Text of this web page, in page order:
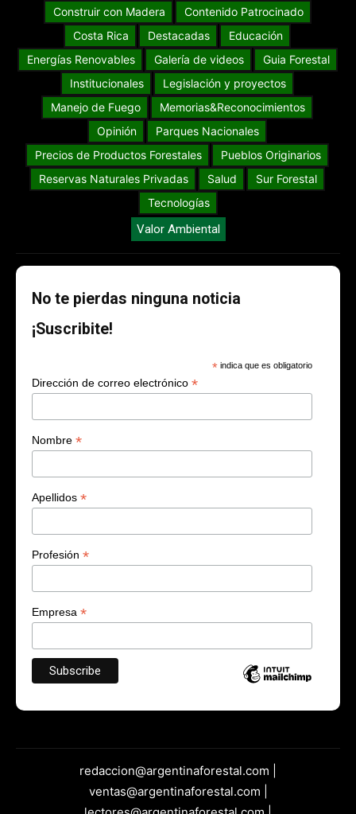
Construir con Madera
Contenido Patrocinado
Costa Rica
Destacadas
Educación
Energías Renovables
Galería de videos
Guia Forestal
Institucionales
Legislación y proyectos
Manejo de Fuego
Memorias&Reconocimientos
Opinión
Parques Nacionales
Precios de Productos Forestales
Pueblos Originarios
Reservas Naturales Privadas
Salud
Sur Forestal
Tecnologías
Valor Ambiental
No te pierdas ninguna noticia
¡Suscribite!
* indica que es obligatorio
Dirección de correo electrónico *
Nombre *
Apellidos *
Profesión *
Empresa *
redaccion@argentinaforestal.com |
ventas@argentinaforestal.com |